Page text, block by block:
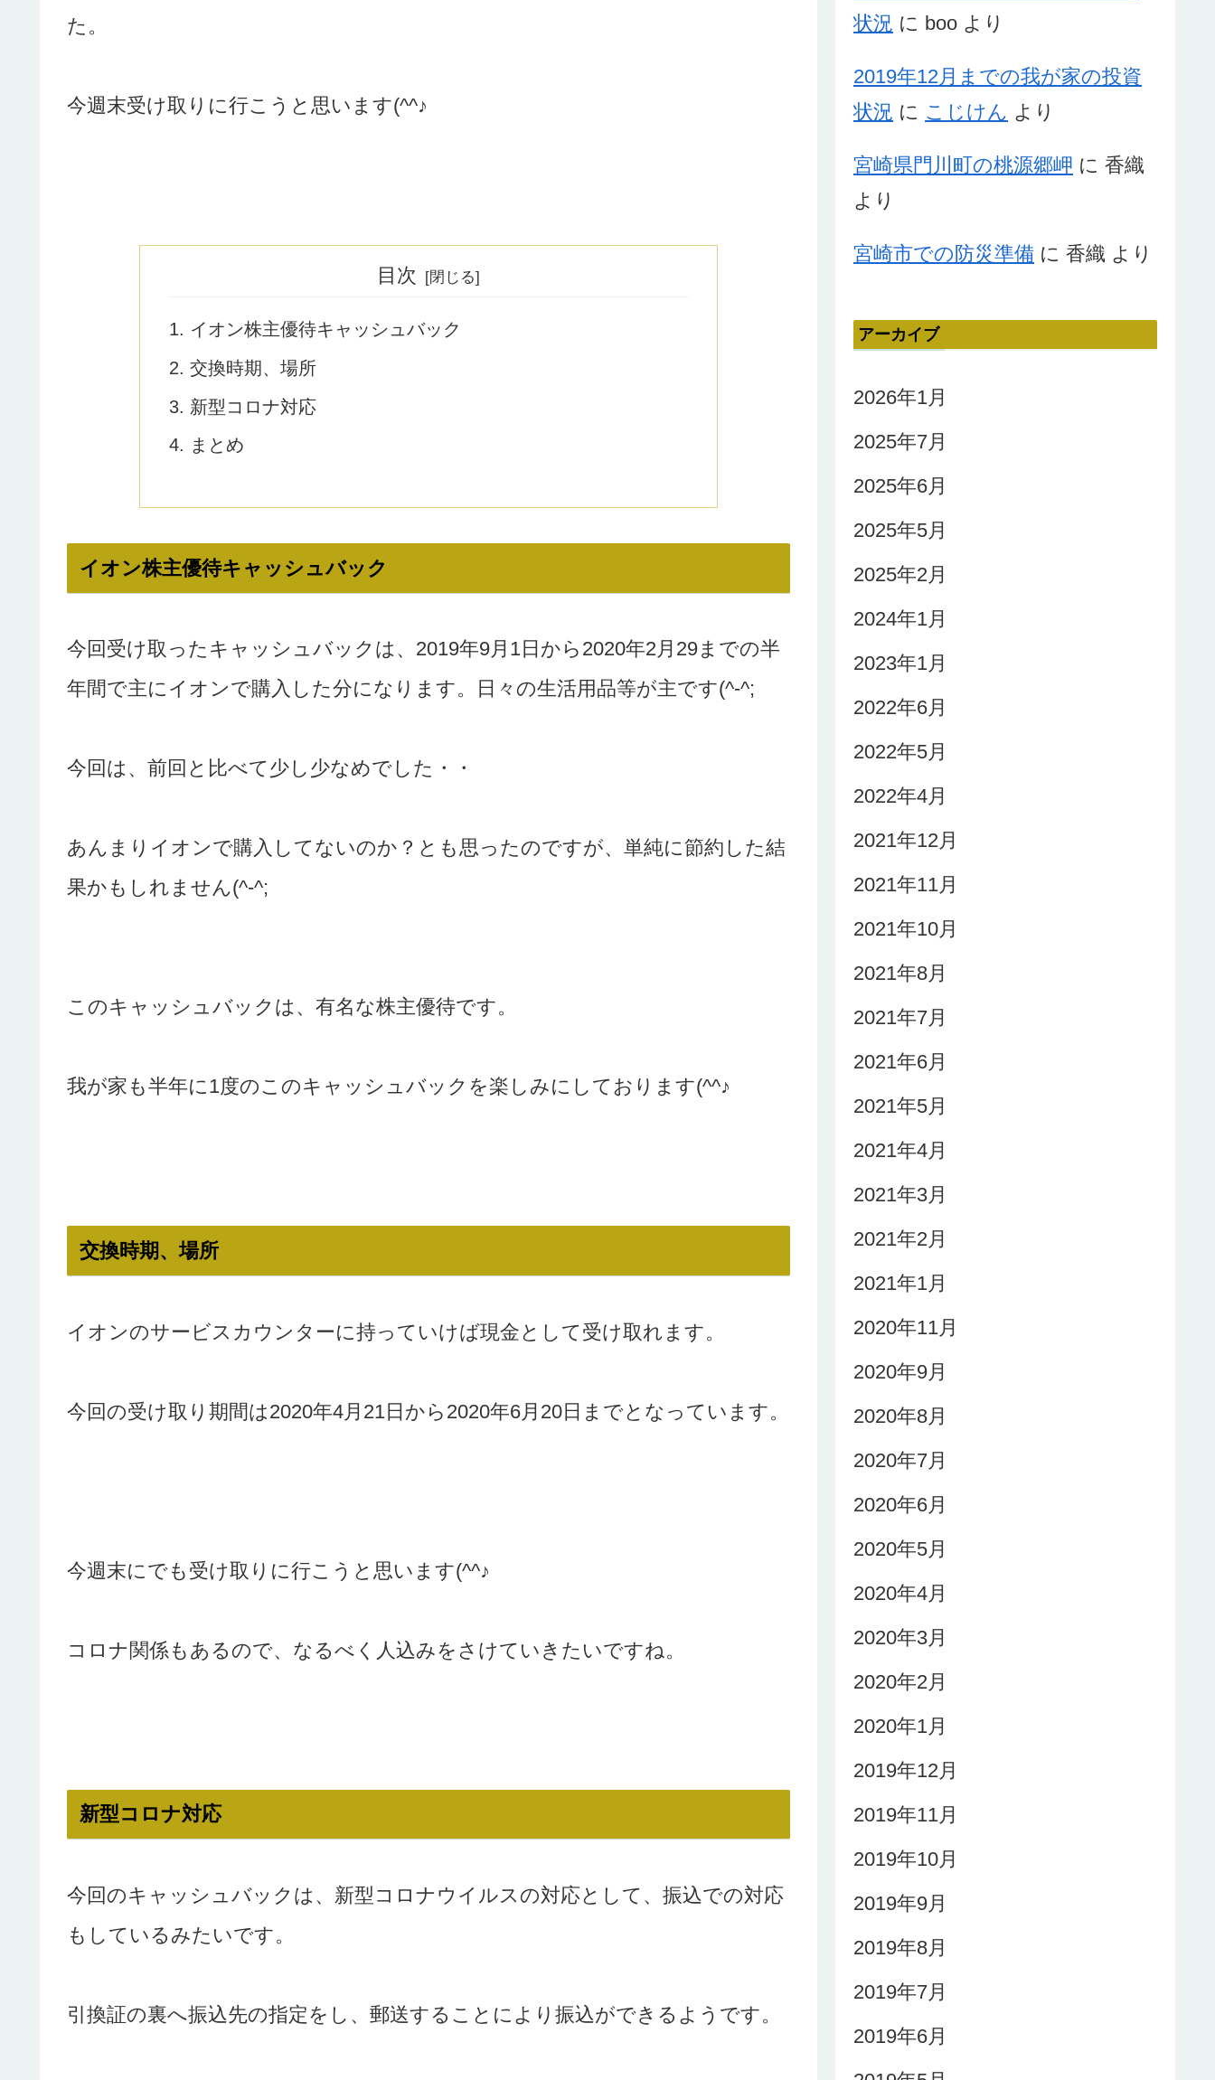
た。
今週末受け取りに行こうと思います(^^♪
目次
イオン株主優待キャッシュバック
交換時期、場所
新型コロナ対応
まとめ
イオン株主優待キャッシュバック
今回受け取ったキャッシュバックは、2019年9月1日から2020年2月29までの半
年間で主にイオンで購入した分になります。日々の生活用品等が主です(^-^;
今回は、前回と比べて少し少なめでした・・
あんまりイオンで購入してないのか？とも思ったのですが、単純に節約した結
果かもしれません(^-^;
このキャッシュバックは、有名な株主優待です。
我が家も半年に1度のこのキャッシュバックを楽しみにしております(^^♪
交換時期、場所
イオンのサービスカウンターに持っていけば現金として受け取れます。
今回の受け取り期間は2020年4月21日から2020年6月20日までとなっています。
今週末にでも受け取りに行こうと思います(^^♪
コロナ関係もあるので、なるべく人込みをさけていきたいですね。
新型コロナ対応
今回のキャッシュバックは、新型コロナウイルスの対応として、振込での対応
もしているみたいです。
引換証の裏へ振込先の指定をし、郵送することにより振込ができるようです。
状況 に boo より
2019年12月までの我が家の投資
状況 に こじけん より
宮崎県門川町の桃源郷岬 に 香織
より
宮崎市での防災準備 に 香織 より
アーカイブ
2026年1月
2025年7月
2025年6月
2025年5月
2025年2月
2024年1月
2023年1月
2022年6月
2022年5月
2022年4月
2021年12月
2021年11月
2021年10月
2021年8月
2021年7月
2021年6月
2021年5月
2021年4月
2021年3月
2021年2月
2021年1月
2020年11月
2020年9月
2020年8月
2020年7月
2020年6月
2020年5月
2020年4月
2020年3月
2020年2月
2020年1月
2019年12月
2019年11月
2019年10月
2019年9月
2019年8月
2019年7月
2019年6月